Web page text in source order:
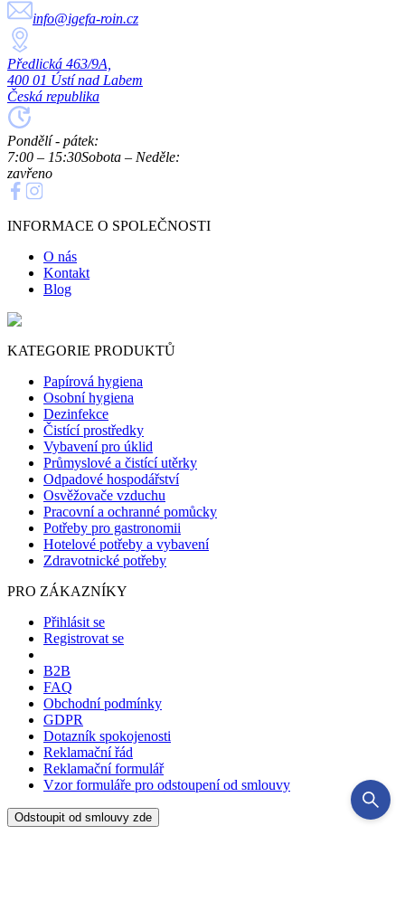
info@igefa-roin.cz
Předlická 463/9A,
400 01 Ústí nad Labem
Česká republika
Pondělí - pátek:
7:00 – 15:30Sobota – Neděle:
zavřeno
INFORMACE O SPOLEČNOSTI
O nás
Kontakt
Blog
KATEGORIE PRODUKTŮ
Papírová hygiena
Osobní hygiena
Dezinfekce
Čistící prostředky
Vybavení pro úklid
Průmyslové a čistící utěrky
Odpadové hospodářství
Osvěžovače vzduchu
Pracovní a ochranné pomůcky
Potřeby pro gastronomii
Hotelové potřeby a vybavení
Zdravotnické potřeby
PRO ZÁKAZNÍKY
Přihlásit se
Registrovat se
B2B
FAQ
Obchodní podmínky
GDPR
Dotazník spokojenosti
Reklamační řád
Reklamační formulář
Vzor formuláře pro odstoupení od smlouvy
Odstoupit od smlouvy zde